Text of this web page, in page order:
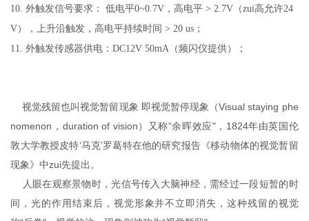
10. 外触发信号要求： 低电平0~0.7V，高电平 > 2.7V（zui高允许24
V），上升沿触发，高电平持续时间 > 20 us；
11. 外触发传感器供电：DC12V 50mA（频闪仪提供）；
视觉残留也叫视觉暂留现象 即视觉暂停现象（Visual staying phe
nomenon，duration of vision）又称“余晖效应"，1824年由英国伦
敦大学教授皮特‘马克’罗葛特在他的研究报告《移动物体的视觉暂留
现象》中zui先提出。
人眼在观察景物时，光信号传入大脑神经，需经过一段短暂的时
间，光的作用结束后，视觉形象并不立即消失，这种残留的视觉